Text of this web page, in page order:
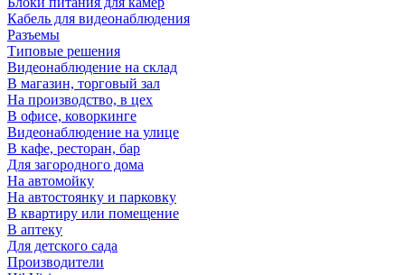
Кабель для видеонаблюдения
Разъемы
Типовые решения
Видеонаблюдение на склад
В магазин, торговый зал
На производство, в цех
В офисе, коворкинге
Видеонаблюдение на улице
В кафе, ресторан, бар
Для загородного дома
На автомойку
На автостоянку и парковку
В квартиру или помещение
В аптеку
Для детского сада
Производители